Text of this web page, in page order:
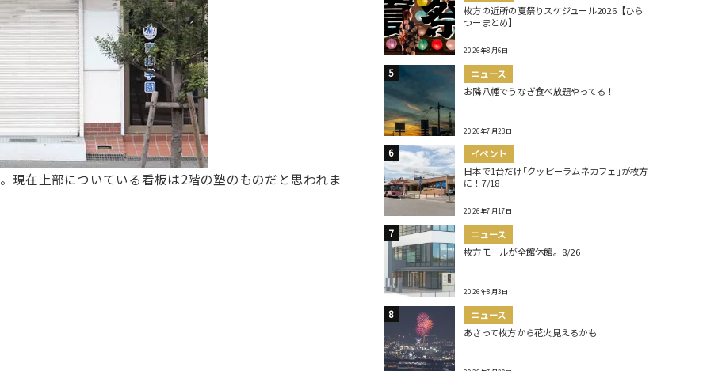
。現在上部についている看板は2階の塾のものだと思われま
枚方の近所の夏祭りスケジュール2026【ひら
つーまとめ】
2026年8月6日
ニュース
お隣八幡でうなぎ食べ放題やってる！
2026年7月23日
イベント
日本で1台だけ｢クッピーラムネカフェ｣が枚方
に！7/18
2026年7月17日
ニュース
枚方モールが全館休館。8/26
2026年8月3日
ニュース
あさって枚方から花火見えるかも